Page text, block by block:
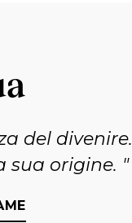
del divenire.
sua origine.